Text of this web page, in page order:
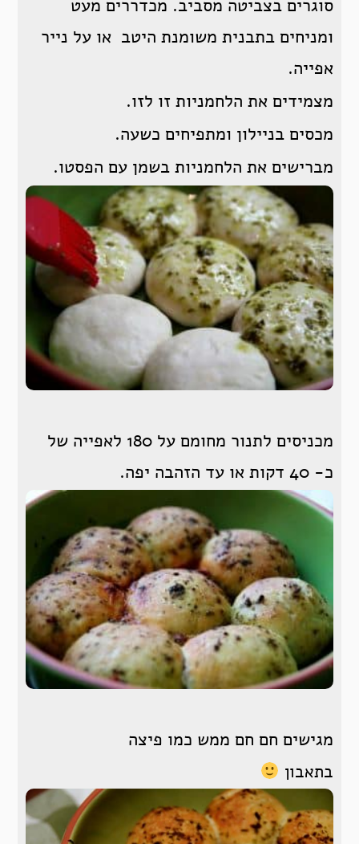
סוגרים בצביטה מסביב. מכדררים מעט
ומניחים בתבנית משומנת היטב או על נייר
אפייה.
מצמידים את הלחמניות זו לזו.
מכסים בניילון ומתפיחים כשעה.
מברישים את הלחמניות בשמן עם הפסטו.
מכניסים לתנור מחומם על 180 לאפייה של
כ- 40 דקות או עד הזהבה יפה.
מגישים חם חם ממש כמו פיצה
בתאבון